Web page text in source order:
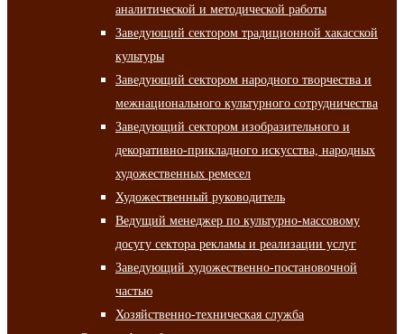
аналитической и методической работы
Заведующий сектором традиционной хакасской
культуры
Заведующий сектором народного творчества и
межнационального культурного сотрудничества
Заведующий сектором изобразительного и
декоративно-прикладного искусства, народных
художественных ремесел
Художественный руководитель
Ведущий менеджер по культурно-массовому
досугу сектора рекламы и реализации услуг
Заведующий художественно-постановочной
частью
Хозяйственно-техническая служба